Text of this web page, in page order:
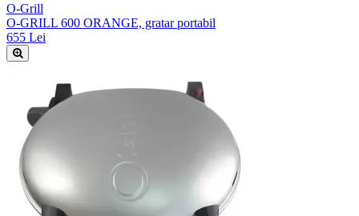
O-Grill
O-GRILL 600 ORANGE, gratar portabil
655 Lei